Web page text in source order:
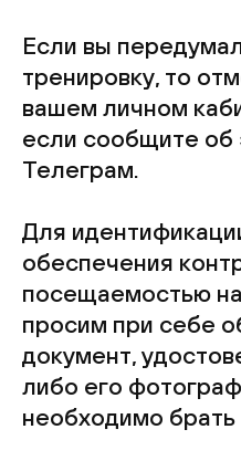
Если вы
тренировку, то
вашем личном
если сообщите об
Телеграм.
Для
обеспечения
посещаемостью
просим при себе
документ,
либо его
необходимо